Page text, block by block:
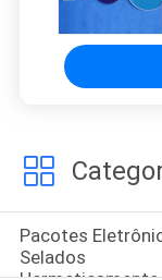
Pacotes
Selados